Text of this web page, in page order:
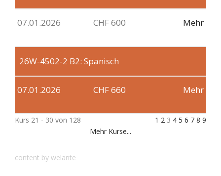
07.01.2026 CHF 600 Mehr
26W-4502-2 B2: Spanisch
07.01.2026 CHF 660 Mehr
Kurs 21 - 30 von 128 1 2 3 4 5 6 7 8 9
Mehr Kurse...
content by welante